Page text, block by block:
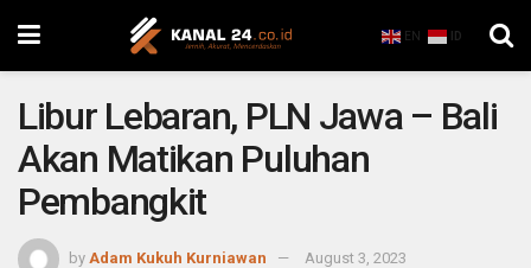
EN ID
Libur Lebaran, PLN Jawa – Bali
Akan Matikan Puluhan
Pembangkit
by Adam Kukuh Kurniawan August 3, 2023